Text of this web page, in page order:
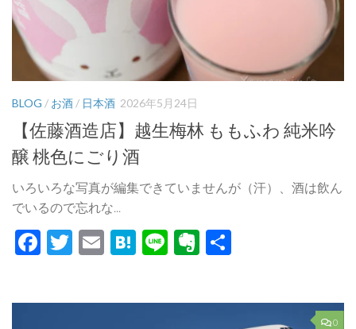
BLOG / お酒/ 日本酒 2026年5月24日
【佐藤酒造店】越生梅林 ももふわ 純米吟
醸 桃色にごり酒
いろいろな写真が編集できていませんが（汗）、酒は飲ん
でいるので忘れな...
Facebook
Twitter
EmailHatena
LineEvernote
0